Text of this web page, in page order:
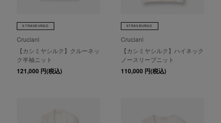
STRASBURGO
Cruciani
【カシミヤシルク】クルーネッ
ク半袖ニット
121,000 円(税込)
STRASBURGO
Cruciani
【カシミヤシルク】ハイネック
ノースリーブニット
110,000 円(税込)